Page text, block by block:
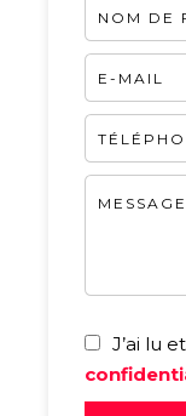
J’ai lu